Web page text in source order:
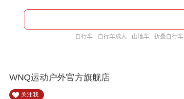
自行车 自行车成人 山地车 折叠自行车
WNQ运动户外官方旗舰店
关注我